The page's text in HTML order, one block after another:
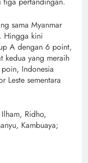
sama Myanmar
Hingga kini
A dengan 6 point,
kedua yang meraih
Indonesia
Leste sementara
Ridho,
Kambuaya;